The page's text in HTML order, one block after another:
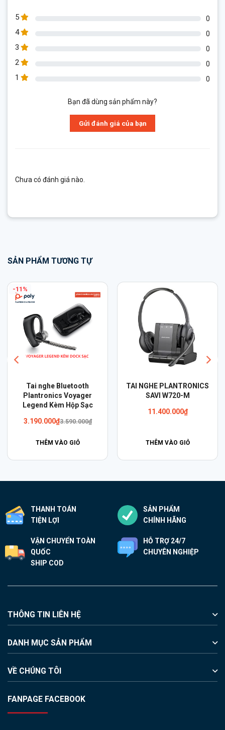
5 0
4 0
3 0
2 0
1 0
Bạn đã dùng sản phẩm này?
Gửi đánh giá của bạn
Chưa có đánh giá nào.
SẢN PHẨM TƯƠNG TỰ
-11%
Tai nghe Bluetooth
Plantronics Voyager
Legend Kèm Hộp Sạc
3.590.000₫
Giá
gốc
3.590.000₫.
3.190.000₫Giá
hiện
là:
THÊM VÀO GIỎ
TAI NGHE PLANTRONICS
SAVI W720-M
11.400.000₫
THÊM VÀO GIỎ
THANH TOÁN
TIỆN LỢI
SẢN PHẨM
CHÍNH HÃNG
VẬN CHUYỂN TOÀN
QUỐC
SHIP COD
HỖ TRỢ 24/7
CHUYÊN NGHIỆP
THÔNG TIN LIÊN HỆ
DANH MỤC SẢN PHẨM
VỀ CHÚNG TÔI
FANPAGE FACEBOOK